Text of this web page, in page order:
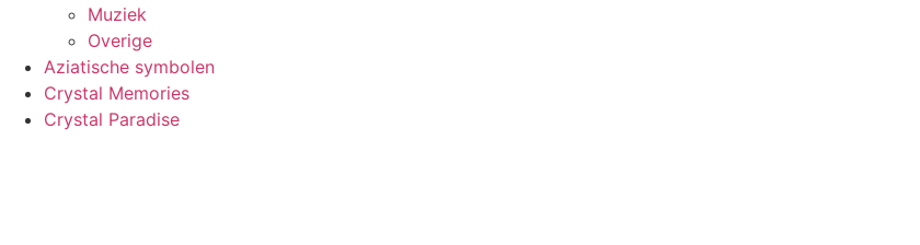
Muziek
Overige
Aziatische symbolen
Crystal Memories
Crystal Paradise